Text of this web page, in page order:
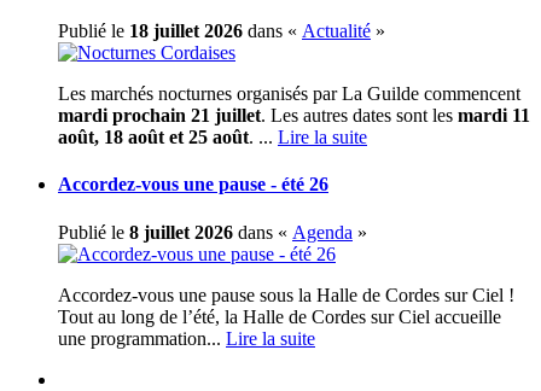
Publié le 18 juillet 2026 dans « Actualité »
Les marchés nocturnes organisés par La Guilde commencent
mardi prochain 21 juillet. Les autres dates sont les mardi 11
août, 18 août et 25 août. ... Lire la suite
Accordez-vous une pause - été 26
Publié le 8 juillet 2026 dans « Agenda »
Accordez-vous une pause sous la Halle de Cordes sur Ciel !
Tout au long de l’été, la Halle de Cordes sur Ciel accueille
une programmation... Lire la suite